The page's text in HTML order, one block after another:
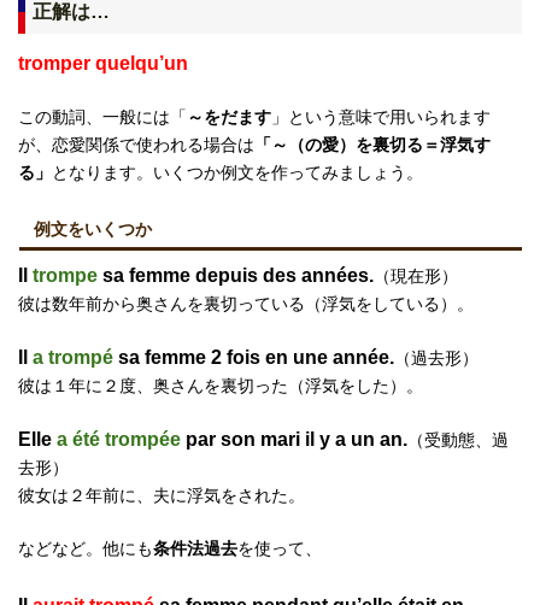
正解は…
tromper quelqu’un
この動詞、一般には「 ～をだます 」という意味で用いられます
が、恋愛関係で使われる場合は 「～（の愛）を裏切る＝浮気す
る」 となります。いくつか例文を作ってみましょう。
例文をいくつか
trompe sa femme depuis des années. （現在形）
彼は数年前から奥さんを裏切っている（浮気をしている）。
a trompé sa femme 2 fois en une année. （過去形）
彼は１年に２度、奥さんを裏切った（浮気をした）。
Elle a été trompée par son mari il y a un an. （受動態、過
去形）
彼女は２年前に、夫に浮気をされた。
などなど。他にも条件法過去を使って、